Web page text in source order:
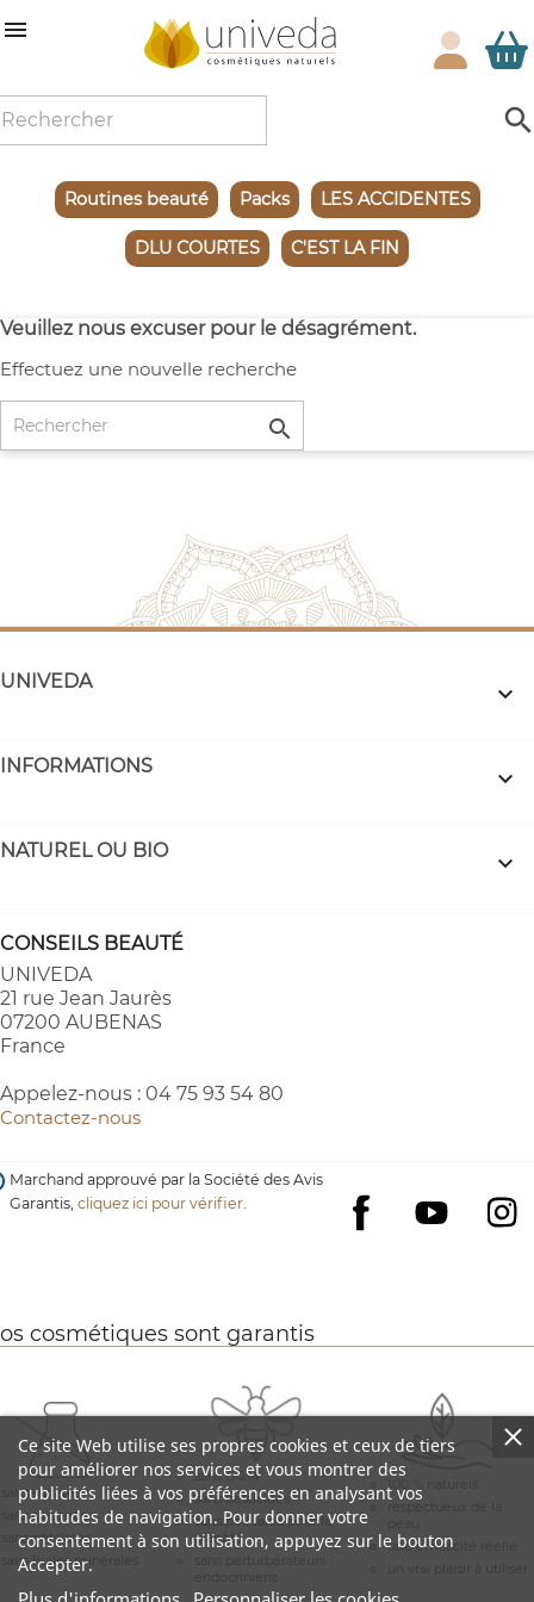

Routines beauté Packs LES ACCIDENTES
DLU COURTES C'EST LA FIN
Veuillez nous excuser pour le désagrément.
Effectuez une nouvelle recherche

UNIVEDA 
INFORMATIONS 
NATUREL OU BIO 
CONSEILS BEAUTÉ
UNIVEDA
21 rue Jean Jaurès
07200 AUBENAS
France
Appelez-nous : 04 75 93 54 80
Contactez-nous
Facebook
YouTube
Marchand approuvé par la Société des Avis
Garantis,cliquez ici pour vérifier.
Ce site Web utilise ses propres cookies et ceux de tiers
pour améliorer nos services et vous montrer des
publicités liées à vos préférences en analysant vos
habitudes de navigation. Pour donner votre
consentement à son utilisation, appuyez sur le bouton
Accepter.
cosmétiques sont garantis
sans sulfates
sans silicones
sans phtalates
sans huiles minérales
sans OGM
sans pesticides
sans polluants pour la
planète
100 % naturels
une efficacité réelle